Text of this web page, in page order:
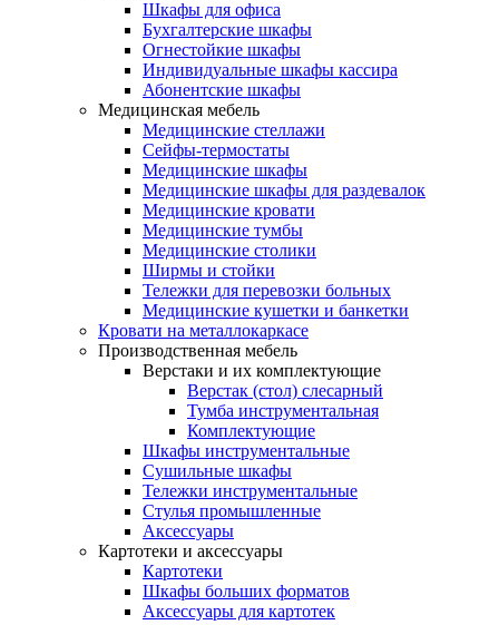
Шкафы для офиса
Бухгалтерские шкафы
Огнестойкие шкафы
Индивидуальные шкафы кассира
Абонентские шкафы
Медицинская мебель
Медицинские стеллажи
Сейфы-термостаты
Медицинские шкафы
Медицинские шкафы для раздевалок
Медицинские кровати
Медицинские тумбы
Медицинские столики
Ширмы и стойки
Тележки для перевозки больных
Медицинские кушетки и банкетки
Кровати на металлокаркасе
Производственная мебель
Верстаки и их комплектующие
Верстак (стол) слесарный
Тумба инструментальная
Комплектующие
Шкафы инструментальные
Сушильные шкафы
Тележки инструментальные
Стулья промышленные
Аксессуары
Картотеки и аксессуары
Картотеки
Шкафы больших форматов
Аксессуары для картотек